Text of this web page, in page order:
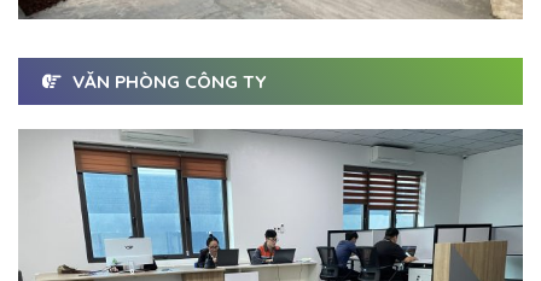
VĂN PHÒNG CÔNG TY